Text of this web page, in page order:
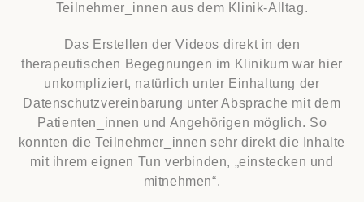
Teilnehmer_innen aus dem Klinik-Alltag.
Das Erstellen der Videos direkt in den
therapeutischen Begegnungen im Klinikum war hier
unkompliziert, natürlich unter Einhaltung der
Datenschutzvereinbarung unter Absprache mit dem
Patienten_innen und Angehörigen möglich. So
konnten die Teilnehmer_innen sehr direkt die Inhalte
mit ihrem eignen Tun verbinden, „einstecken und
mitnehmen“.